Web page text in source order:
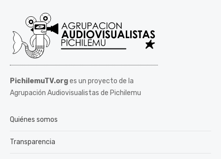
PichilemuTV.orges un proyecto de la
Agrupación Audiovisualistas de Pichilemu
Quiénes somos
Transparencia